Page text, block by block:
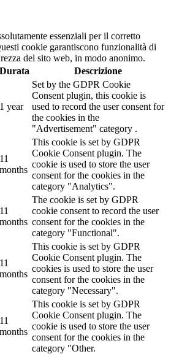
essenziali per il corretto
cookie garantiscono funzionalità di
del sito web, in modo anonimo.
Durata Descrizione
1 year
Set by the GDPR Cookie
Consent plugin, this cookie is
used to record the user consent for
the cookies in the
"Advertisement" category .
11
months
This cookie is set by GDPR
Cookie Consent plugin. The
cookie is used to store the user
consent for the cookies in the
category "Analytics".
11
months
The cookie is set by GDPR
cookie consent to record the user
consent for the cookies in the
category "Functional".
11
months
This cookie is set by GDPR
Cookie Consent plugin. The
cookies is used to store the user
consent for the cookies in the
category "Necessary".
11
months
This cookie is set by GDPR
Cookie Consent plugin. The
cookie is used to store the user
consent for the cookies in the
category "Other.